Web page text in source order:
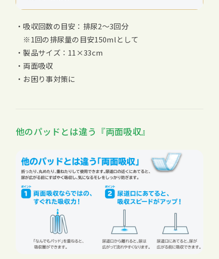
・吸収回数の目安：排尿2〜3回分
※1回の排尿量の目安150mlとして
・製品サイズ：11×33cm
・両面吸収
・お困り事対策に
他のパッドとは違う『両面吸収』